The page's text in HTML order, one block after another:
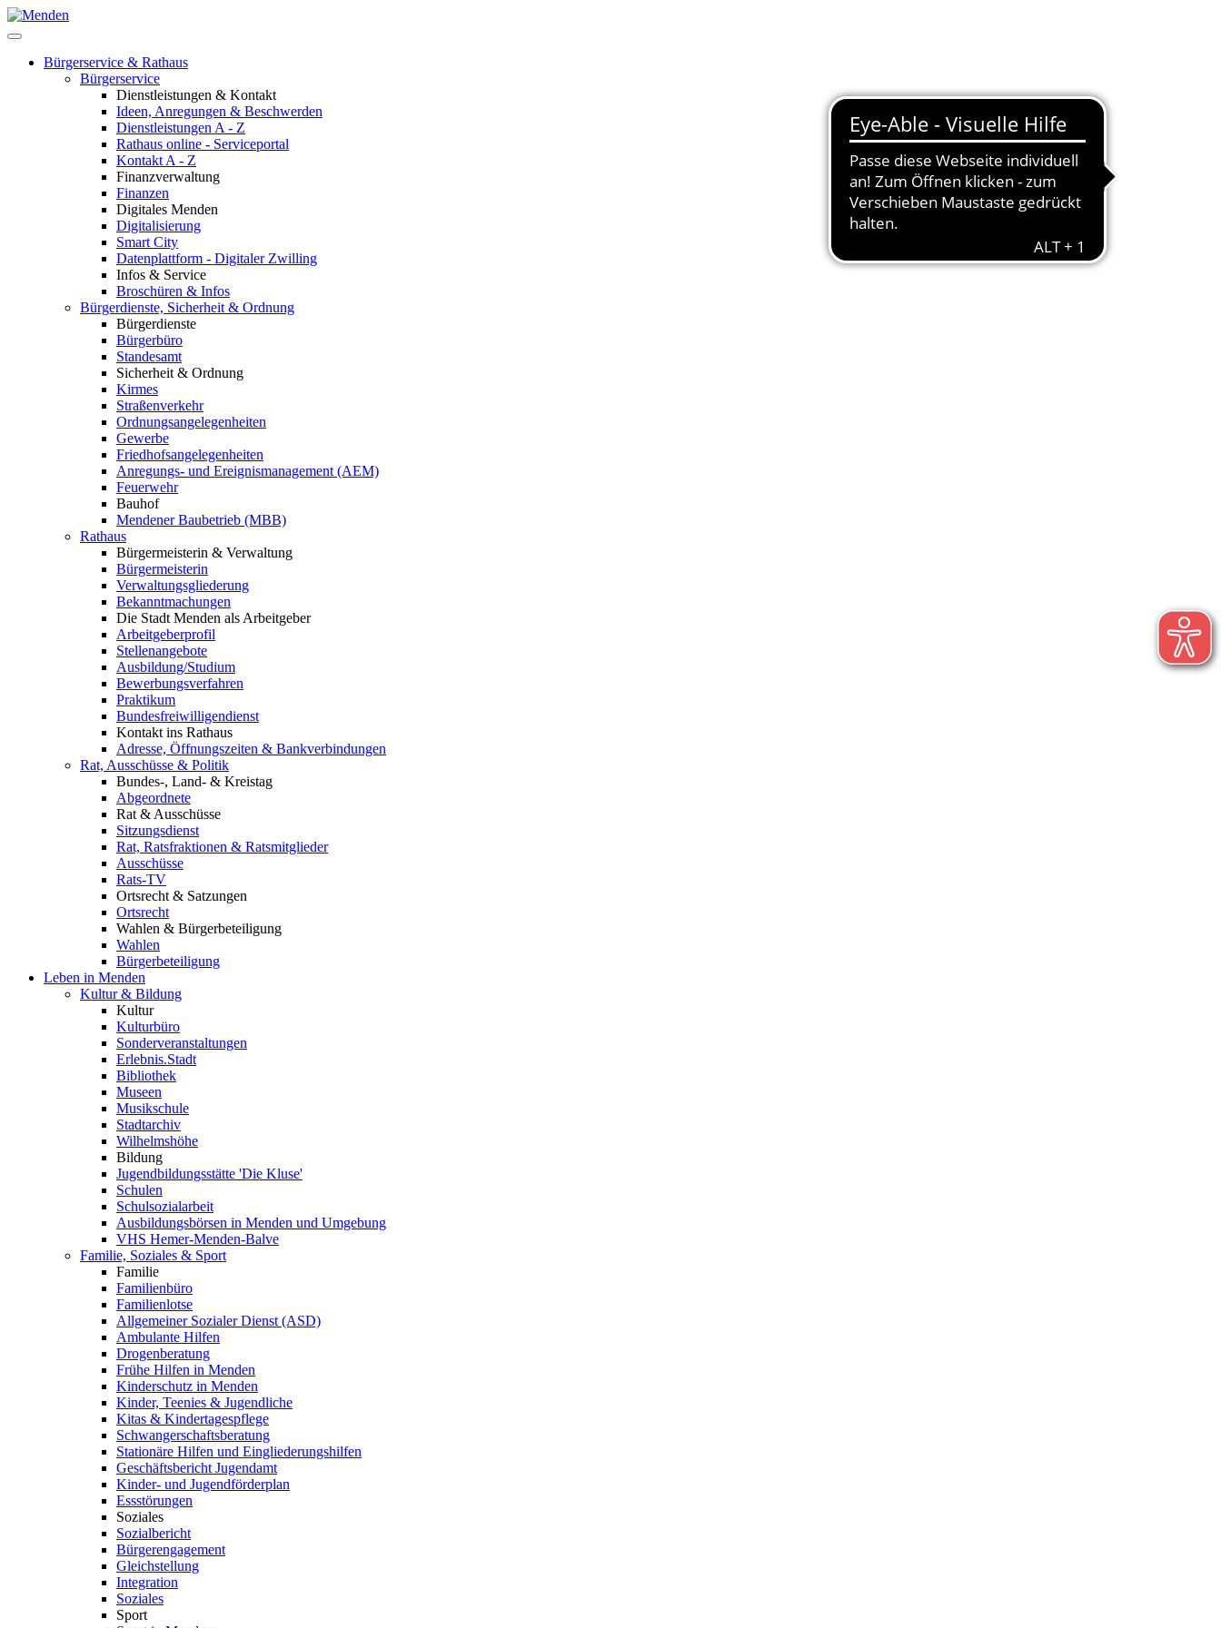
Bürgerservice & Rathaus
Bürgerservice
Dienstleistungen & Kontakt
Ideen, Anregungen & Beschwerden
Dienstleistungen A - Z
Rathaus online - Serviceportal
Kontakt A - Z
Finanzverwaltung
Finanzen
Digitales Menden
Digitalisierung
Smart City
Datenplattform - Digitaler Zwilling
Infos & Service
Broschüren & Infos
Bürgerdienste, Sicherheit & Ordnung
Bürgerdienste
Bürgerbüro
Standesamt
Sicherheit & Ordnung
Kirmes
Straßenverkehr
Ordnungsangelegenheiten
Gewerbe
Friedhofsangelegenheiten
Anregungs- und Ereignismanagement (AEM)
Feuerwehr
Bauhof
Mendener Baubetrieb (MBB)
Rathaus
Bürgermeisterin & Verwaltung
Bürgermeisterin
Verwaltungsgliederung
Bekanntmachungen
Die Stadt Menden als Arbeitgeber
Arbeitgeberprofil
Stellenangebote
Ausbildung/Studium
Bewerbungsverfahren
Praktikum
Bundesfreiwilligendienst
Kontakt ins Rathaus
Adresse, Öffnungszeiten & Bankverbindungen
Rat, Ausschüsse & Politik
Bundes-, Land- & Kreistag
Abgeordnete
Rat & Ausschüsse
Sitzungsdienst
Rat, Ratsfraktionen & Ratsmitglieder
Ausschüsse
Rats-TV
Ortsrecht & Satzungen
Ortsrecht
Wahlen & Bürgerbeteiligung
Wahlen
Bürgerbeteiligung
Leben in Menden
Kultur & Bildung
Kultur
Kulturbüro
Sonderveranstaltungen
Erlebnis.Stadt
Bibliothek
Museen
Musikschule
Stadtarchiv
Wilhelmshöhe
Bildung
Jugendbildungsstätte 'Die Kluse'
Schulen
Schulsozialarbeit
Ausbildungsbörsen in Menden und Umgebung
VHS Hemer-Menden-Balve
Familie, Soziales & Sport
Familie
Familienbüro
Familienlotse
Allgemeiner Sozialer Dienst (ASD)
Ambulante Hilfen
Drogenberatung
Frühe Hilfen in Menden
Kinderschutz in Menden
Kinder, Teenies & Jugendliche
Kitas & Kindertagespflege
Schwangerschaftsberatung
Stationäre Hilfen und Eingliederungshilfen
Geschäftsbericht Jugendamt
Kinder- und Jugendförderplan
Essstörungen
Soziales
Sozialbericht
Bürgerengagement
Gleichstellung
Integration
Soziales
Sport